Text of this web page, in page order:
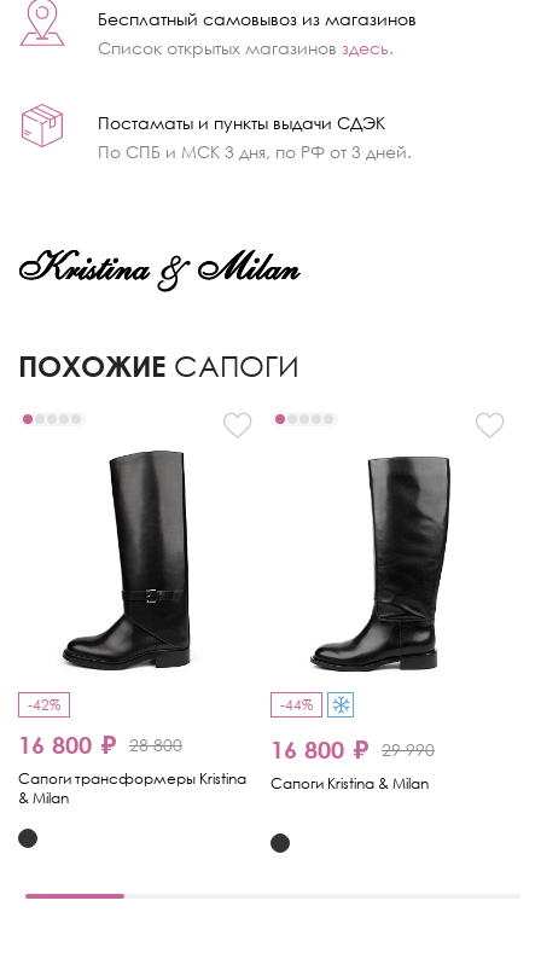
Бесплатный самовывоз из магазинов
Список открытых магазинов здесь.
Постаматы и пункты выдачи СДЭК
По СПБ и МСК 3 дня, по РФ от 3 дней.
ПОХОЖИЕ САПОГИ
-42%
16 800 ₽ 28 800
Сапоги трансформеры Kristina
& Milan
-44%
16 800 ₽ 29 990
Сапоги Kristina & Milan